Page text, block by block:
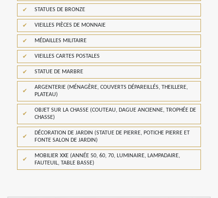
STATUES DE BRONZE
VIEILLES PIÈCES DE MONNAIE
MÉDAILLES MILITAIRE
VIEILLES CARTES POSTALES
STATUE DE MARBRE
ARGENTERIE (MÉNAGÈRE, COUVERTS DÉPAREILLÉS, THEILLERE,
PLATEAU)
OBJET SUR LA CHASSE (COUTEAU, DAGUE ANCIENNE, TROPHÉE DE
CHASSE)
DÉCORATION DE JARDIN (STATUE DE PIERRE, POTICHE PIERRE ET
FONTE SALON DE JARDIN)
MOBILIER XXE (ANNÉE 50, 60, 70, LUMINAIRE, LAMPADAIRE,
FAUTEUIL, TABLE BASSE)